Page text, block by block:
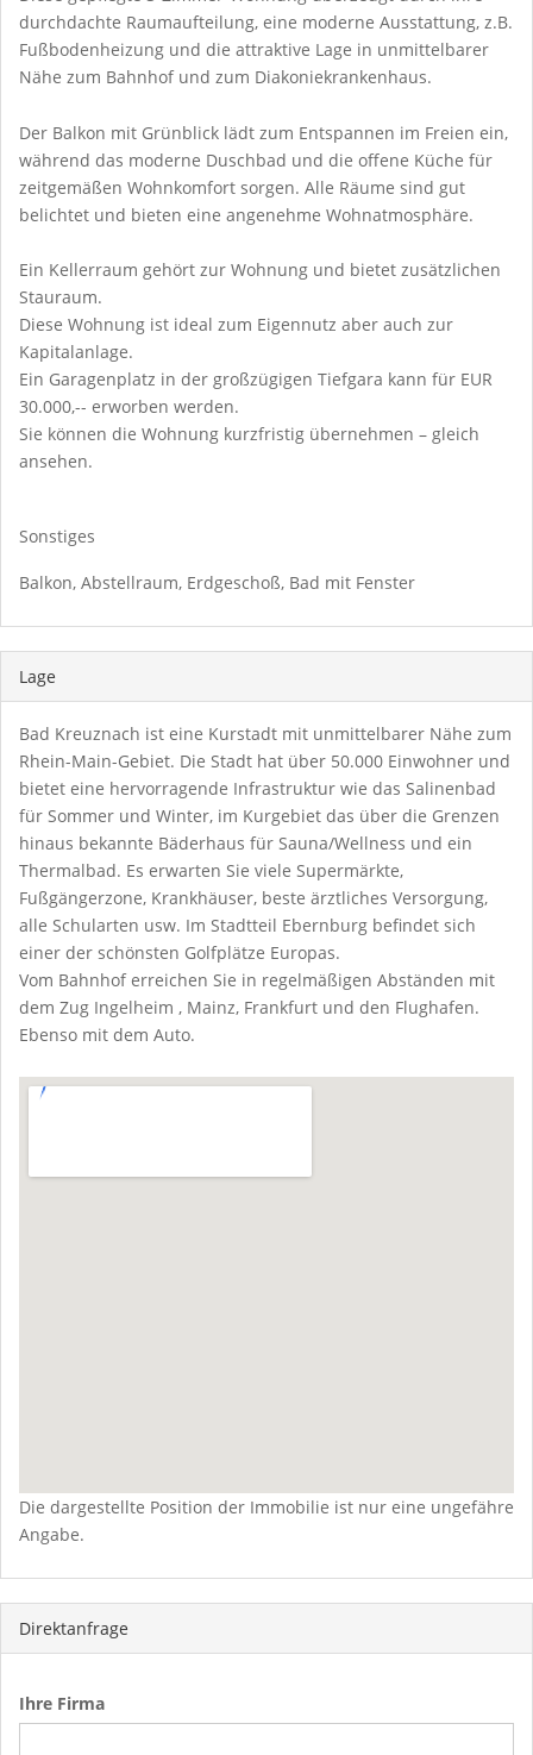
durchdachte Raumaufteilung, eine moderne Ausstattung, z.B.
Fußbodenheizung und die attraktive Lage in unmittelbarer
Nähe zum Bahnhof und zum Diakoniekrankenhaus.
Der Balkon mit Grünblick lädt zum Entspannen im Freien ein,
während das moderne Duschbad und die offene Küche für
zeitgemäßen Wohnkomfort sorgen. Alle Räume sind gut
belichtet und bieten eine angenehme Wohnatmosphäre.
Ein Kellerraum gehört zur Wohnung und bietet zusätzlichen
Stauraum.
Diese Wohnung ist ideal zum Eigennutz aber auch zur
Kapitalanlage.
Ein Garagenplatz in der großzügigen Tiefgara kann für EUR
30.000,-- erworben werden.
Sie können die Wohnung kurzfristig übernehmen – gleich
ansehen.
Sonstiges
Balkon, Abstellraum, Erdgeschoß, Bad mit Fenster
Lage
Bad Kreuznach ist eine Kurstadt mit unmittelbarer Nähe zum
Rhein-Main-Gebiet. Die Stadt hat über 50.000 Einwohner und
bietet eine hervorragende Infrastruktur wie das Salinenbad
für Sommer und Winter, im Kurgebiet das über die Grenzen
hinaus bekannte Bäderhaus für Sauna/Wellness und ein
Thermalbad. Es erwarten Sie viele Supermärkte,
Fußgängerzone, Krankhäuser, beste ärztliches Versorgung,
alle Schularten usw. Im Stadtteil Ebernburg befindet sich
einer der schönsten Golfplätze Europas.
Vom Bahnhof erreichen Sie in regelmäßigen Abständen mit
dem Zug Ingelheim , Mainz, Frankfurt und den Flughafen.
Ebenso mit dem Auto.
Die dargestellte Position der Immobilie ist nur eine ungefähre
Angabe.
Direktanfrage
Ihre Firma